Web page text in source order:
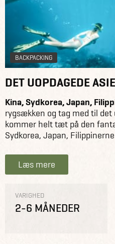
BACKPACKING
DET UOPDAGEDE
Kina, Sydkorea, Japan,
rygsækken og tag med til det
kommer helt tæt på den
Sydkorea, Japan,
Læs mere
VARIGHED
2-6 MÅNEDER